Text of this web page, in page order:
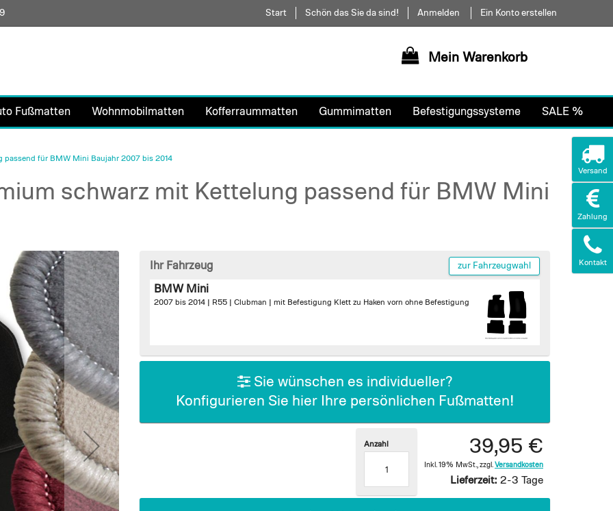
Direkt
zum
Start Schön das Sie da sind! Anmelden Ein Konto erstellen
Mein Warenkorb
Fußmatten Wohnmobilmatten Kofferraummatten Gummimatten Befestigungssysteme SALE %
passend für BMW Mini Baujahr 2007 bis 2014
schwarz mit Kettelung passend für BMW Mini
Ihr Fahrzeug zur Fahrzeugwahl
BMW Mini
2007 bis 2014 | R55 | Clubman | mit Befestigung Klett zu Haken vorn ohne Befestigung
Sie wünschen es individueller?
Konfigurieren Sie hier Ihre persönlichen Fußmatten!
39,95 €
Inkl. 19% MwSt. zzgl. Versandkosten
Lieferzeit: 2-3 Tage
Anzahl
Versand
Zahlung
Kontakt